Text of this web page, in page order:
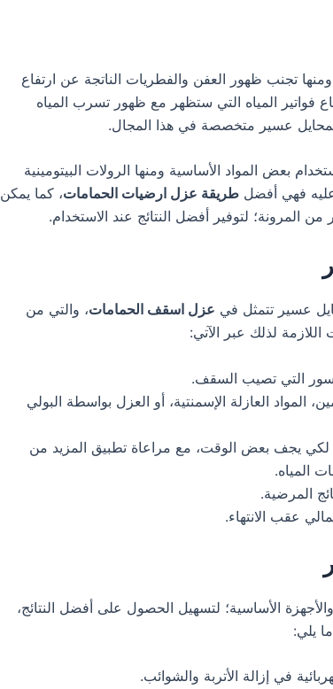
ومنها تجنب ظهور العفن والفطريات الناتجة عن ارتفاع
فواتير المياه التي ستظهر مع ظهور تسرب المياه
عسير متخصصة في هذا المجال.
بعض المواد الأساسية ومنها الرولات البيتومينية
فهي أفضل طريقة عزل ارضيات الحمامات، كما يمكن
من المرونة؛ لتوفير أفضل النتائج عند الاستخدام.
عسير تتمثل في عزل اسقف الحمامات، والتي من
لذلك عبر الآتي:
التي تصيب السقف.
المواد العازلة الإسمنتية، أو العزل بواسطة البولي
لكي يجف بعض الوقت، مع مراعاة تطبيق المزيد من
المياه.
المرضية.
عقب الانتهاء.
الأساسية؛ لتسهيل الحصول على أفضل النتائج،
يلي:
في إزالة الأتربة والشوائب.